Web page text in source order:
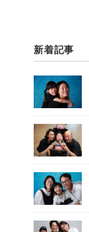
新着記事